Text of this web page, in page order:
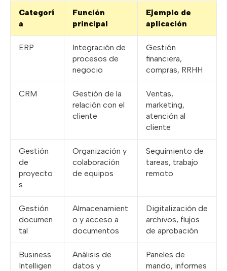
Categorí
a
Función
principal
Ejemplo de
aplicación
ERP
Integración de
procesos de
negocio
Gestión
financiera,
compras, RRHH
CRM
Gestión de la
relación con el
cliente
Ventas,
marketing,
atención al
cliente
Gestión
de
proyecto
s
Organización y
colaboración
de equipos
Seguimiento de
tareas, trabajo
remoto
Gestión
documen
tal
Almacenamient
o y acceso a
documentos
Digitalización de
archivos, flujos
de aprobación
Business
Intelligen
Análisis de
datos y
Paneles de
mando, informes